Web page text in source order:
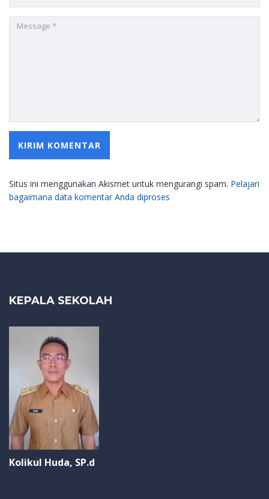
Situs ini menggunakan Akismet untuk mengurangi spam. Pelajari
bagaimana data komentar Anda diproses
KEPALA SEKOLAH
Kolikul Huda, SP.d